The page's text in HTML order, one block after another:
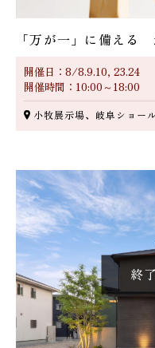
「万が一」に備える
開催日：8/8.9.10, 23.24
開催時間：10:00～18:00
小牧展示場、岐阜ショー